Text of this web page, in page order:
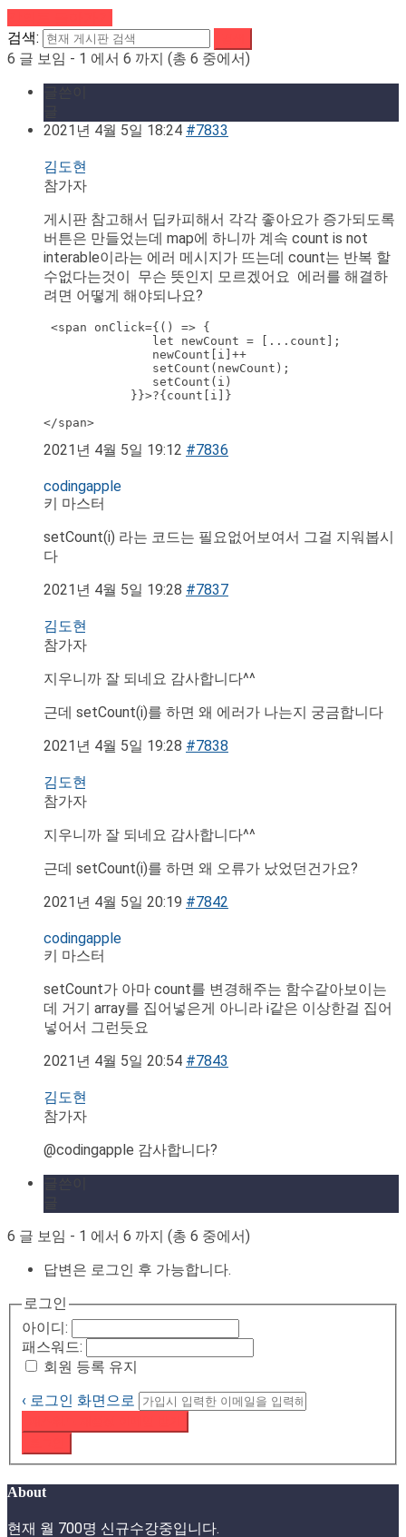
검색:
6 글 보임 - 1 에서 6 까지 (총 6 중에서)
2021년 4월 5일 18:24 #7833
김도현
참가자
게시판 참고해서 딥카피해서 각각 좋아요가 증가되도록
버튼은 만들었는데 map에 하니까 계속 count is not
interable이라는 에러 메시지가 뜨는데 count는 반복 할
수없다는것이 무슨 뜻인지 모르겠어요 에러를 해결하
려면 어떻게 해야되나요?
<span onClick={() => {
let newCount = [...count];
newCount[i]++
setCount(newCount);
setCount(i)
}}>?{count[i]}
</span>
2021년 4월 5일 19:12 #7836
codingapple
키 마스터
setCount(i) 라는 코드는 필요없어보여서 그걸 지워봅시
다
2021년 4월 5일 19:28 #7837
김도현
참가자
지우니까 잘 되네요 감사합니다^^
근데 setCount(i)를 하면 왜 에러가 나는지 궁금합니다
2021년 4월 5일 19:28 #7838
김도현
참가자
지우니까 잘 되네요 감사합니다^^
근데 setCount(i)를 하면 왜 오류가 났었던건가요?
2021년 4월 5일 20:19 #7842
codingapple
키 마스터
setCount가 아마 count를 변경해주는 함수같아보이는
데 거기 array를 집어넣은게 아니라 i같은 이상한걸 집어
넣어서 그런듯요
2021년 4월 5일 20:54 #7843
김도현
참가자
@codingapple 감사합니다?
6 글 보임 - 1 에서 6 까지 (총 6 중에서)
답변은 로그인 후 가능합니다.
로그인
아이디:
패스워드:
회원 등록 유지
‹ 로그인 화면으로
About
현재 월 700명 신규수강중입니다.